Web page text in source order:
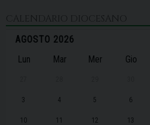
CALENDARIO DIOCESANO
AGOSTO 2026
Lun Mar Mer Gio
3 4 5 6
10 11 12 13